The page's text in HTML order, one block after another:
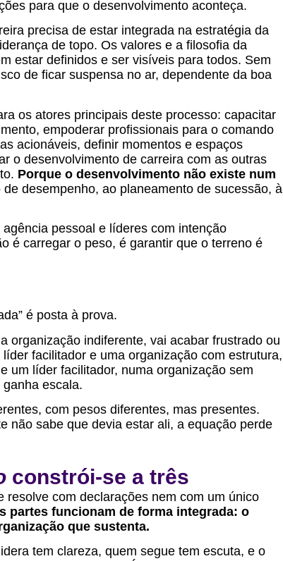
para que o desenvolvimento aconteça.
precisa de estar integrada na estratégia da
de topo. Os valores e a filosofia da
estar definidos e ser visíveis para todos. Sem
de ficar suspensa no ar, dependente da boa
os atores principais deste processo: capacitar
empoderar profissionais para o comando
acionáveis, definir momentos e espaços
o desenvolvimento de carreira com as outras
Porque o desenvolvimento não existe num
desempenho, ao planeamento de sucessão, à
pessoal e líderes com intenção
é carregar o peso, é garantir que o terreno é
é posta à prova.
organização indiferente, vai acabar frustrado ou
facilitador e uma organização com estrutura,
um líder facilitador, numa organização sem
escala.
com pesos diferentes, mas presentes.
não sabe que devia estar ali, a equação perde
constrói-se a três
com declarações nem com um único
partes funcionam de forma integrada: o
que sustenta.
tem clareza, quem segue tem escuta, e o